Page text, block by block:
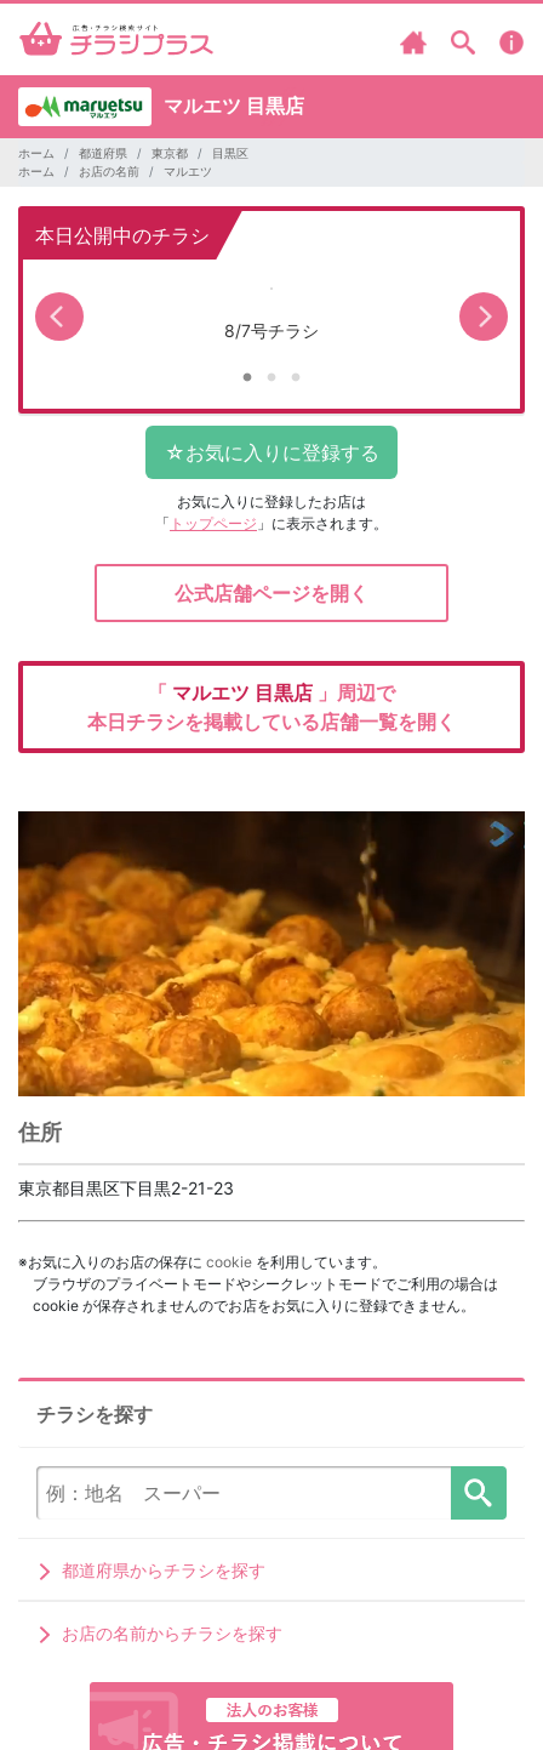
マルエツ 目黒店
ホーム 都道府県 東京都
目黒区
ホーム
お店の名前 マルエツ
本日公開中のチラシ
8/7号チラシ
お気に入りに登録したお店は
「 トップページ 」に表示されます。
公式店舗ページを開く
「 マルエツ 目黒店 」周辺で
本日チラシを掲載している店舗一覧を開く
住所
東京都目黒区下目黒2-21-23
※お気に入りのお店の保存に cookie を利用しています。
ブラウザのプライベートモードやシークレットモードでご利用の場合は
cookie が保存されませんのでお店をお気に入りに登録できません。
チラシを探す
都道府県からチラシを探す
お店の名前からチラシを探す